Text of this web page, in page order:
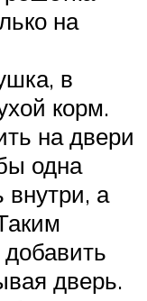
на
в
корм.
на двери
одна
внутри, а
дверь.